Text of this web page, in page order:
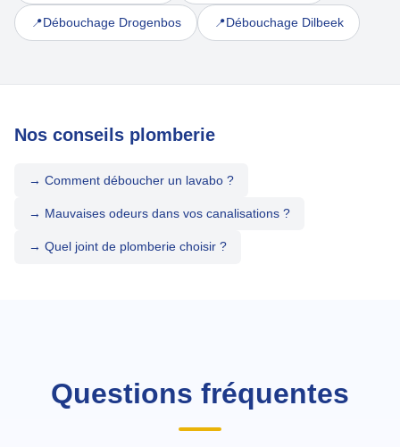
📍Débouchage Drogenbos 📍Débouchage Dilbeek
Nos conseils plomberie
→ Comment déboucher un lavabo ?
→ Mauvaises odeurs dans vos canalisations ?
→ Quel joint de plomberie choisir ?
Questions fréquentes